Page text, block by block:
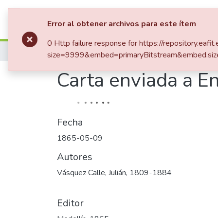
Comunidades Listar por
Inicio
Carta enviada a
Fecha
1865-05-09
Autores
Vásquez Calle, Julián, 1809-1884
Editor
Error al obtener archivos para este ítem
0 Http failure response for https://